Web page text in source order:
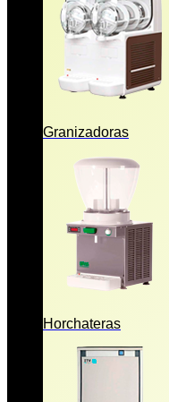
Granizadoras
Horchateras